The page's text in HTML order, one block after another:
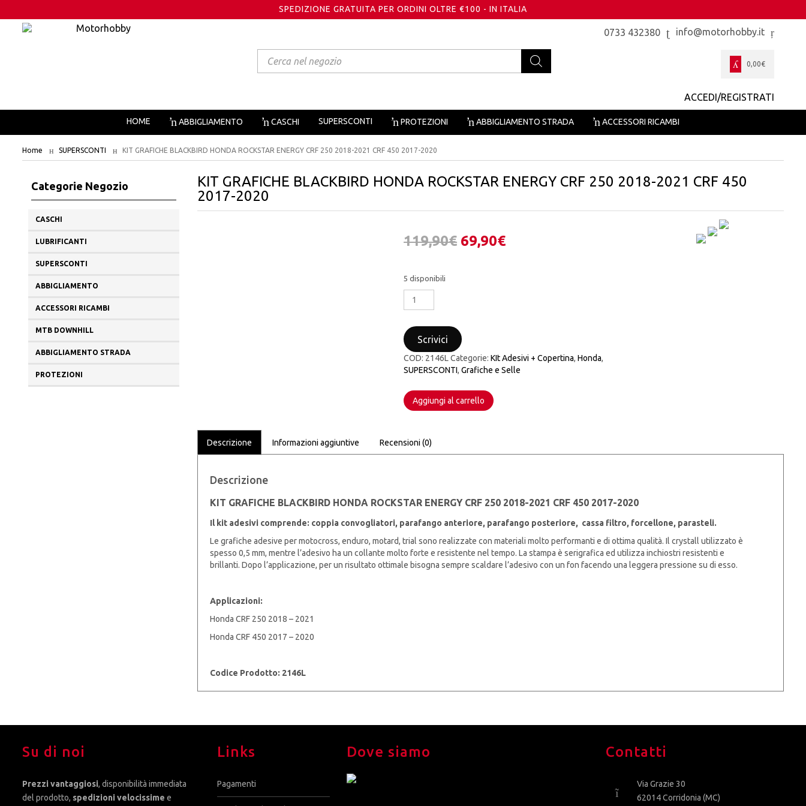
SPEDIZIONE GRATUITA PER ORDINI OLTRE €100 - IN ITALIA
Products
search
info@motorhobby.it
0733 432380
0,00€
ACCEDI/REGISTRATI
HOME ABBIGLIAMENTO CASCHI SUPERSCONTI PROTEZIONI ABBIGLIAMENTO STRADA ACCESSORI RICAMBI
Home SUPERSCONTI KIT GRAFICHE BLACKBIRD HONDA ROCKSTAR ENERGY CRF 250 2018-2021 CRF 450 2017-2020
Categorie Negozio
CASCHI
LUBRIFICANTI
SUPERSCONTI
ABBIGLIAMENTO
ACCESSORI RICAMBI
MTB DOWNHILL
ABBIGLIAMENTO STRADA
PROTEZIONI
KIT GRAFICHE BLACKBIRD HONDA ROCKSTAR ENERGY CRF 250 2018-2021 CRF 450
2017-2020
119,90€ Il
69,90€Il
5 disponibili
KIT
HONDA
ROCKSTAR
ENERGY
CRF
2018-
2021
2017-
Scrivici
COD: 2146LCategorie:KIt Adesivi + Copertina,Honda,
SUPERSCONTI,Grafiche e Selle
Aggiungi al carrello
Descrizione Informazioni aggiuntive Recensioni (0)
Descrizione
KIT GRAFICHE BLACKBIRD HONDA ROCKSTAR ENERGY CRF 250 2018-2021 CRF 450 2017-2020
Il kit adesivi comprende: coppia convogliatori, parafango anteriore, parafango posteriore, cassa filtro, forcellone, parasteli.
Le grafiche adesive per motocross, enduro, motard, trial sono realizzate con materiali molto performanti e di ottima qualità. Il crystall utilizzato è
spesso 0,5 mm, mentre l’adesivo ha un collante molto forte e resistente nel tempo. La stampa è serigrafica ed utilizza inchiostri resistenti e
brillanti. Dopo l’applicazione, per un risultato ottimale bisogna sempre scaldare l’adesivo con un fon facendo una leggera pressione su di esso.
Applicazioni:
Honda CRF 250 2018 – 2021
Honda CRF 450 2017 – 2020
Codice Prodotto: 2146L
Su di noi
Prezzi vantaggiosi, disponibilità immediata
del prodotto, spedizioni velocissime e
Links
Pagamenti
Dove siamo Contatti
Via Grazie 30
62014 Corridonia (MC)